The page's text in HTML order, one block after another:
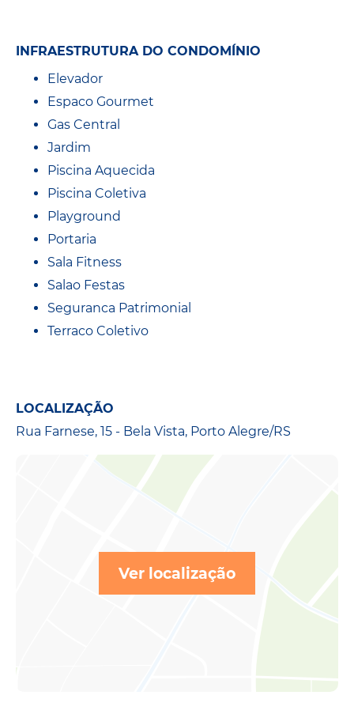
INFRAESTRUTURA DO CONDOMÍNIO
Elevador
Espaco Gourmet
Gas Central
Jardim
Piscina Aquecida
Piscina Coletiva
Playground
Portaria
Sala Fitness
Salao Festas
Seguranca Patrimonial
Terraco Coletivo
LOCALIZAÇÃO
Rua Farnese, 15 - Bela Vista, Porto Alegre/RS
Ver localização